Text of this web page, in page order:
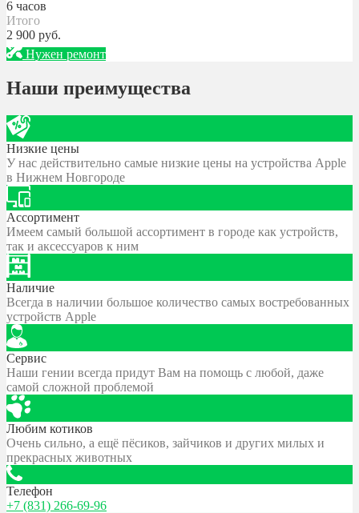
6 часов
Итого
2 900 руб.
Нужен ремонт
Наши преимущества
Низкие цены
У нас действительно самые низкие цены на устройства Apple
в Нижнем Новгороде
Ассортимент
Имеем самый большой ассортимент в городе как устройств,
так и аксессуаров к ним
Наличие
Всегда в наличии большое количество самых востребованных
устройств Apple
Сервис
Наши гении всегда придут Вам на помощь с любой, даже
самой сложной проблемой
Любим котиков
Очень сильно, а ещё пёсиков, зайчиков и других милых и
прекрасных животных
Телефон
+7 (831) 266-69-96